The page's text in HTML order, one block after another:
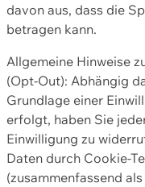
davon aus, dass die
betragen kann.
Allgemeine Hinweise
(Opt-Out): Abhängig
Grundlage einer
erfolgt, haben Sie
Einwilligung zu
Daten durch Cookie-
(zusammenfassend